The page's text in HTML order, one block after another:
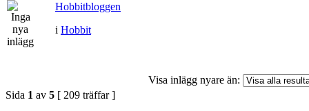
Hobbitbloggen
i Hobbit
Visa inlägg nyare än:
Sida 1 av 5 [ 209 träffar ]